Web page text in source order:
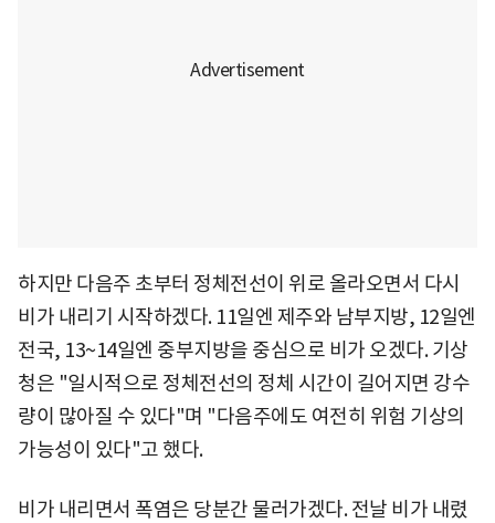
하지만 다음주 초부터 정체전선이 위로 올라오면서 다시
비가 내리기 시작하겠다. 11일엔 제주와 남부지방, 12일엔
전국, 13~14일엔 중부지방을 중심으로 비가 오겠다. 기상
청은 "일시적으로 정체전선의 정체 시간이 길어지면 강수
량이 많아질 수 있다"며 "다음주에도 여전히 위험 기상의
가능성이 있다"고 했다.
비가 내리면서 폭염은 당분간 물러가겠다. 전날 비가 내렸